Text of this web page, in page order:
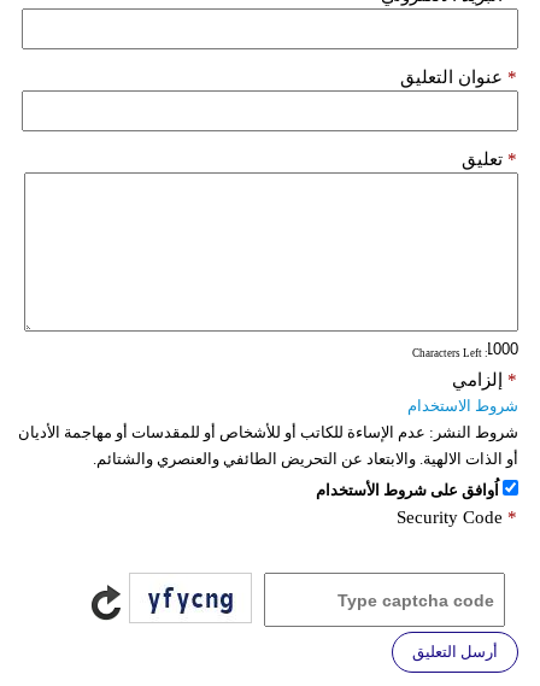
عنوان التعليق *
تعليق *
: Characters Left
إلزامي *
شروط الاستخدام
شروط النشر: عدم الإساءة للكاتب أو للأشخاص أو للمقدسات أو مهاجمة الأديان
أو الذات الالهية. والابتعاد عن التحريض الطائفي والعنصري والشتائم.
اُوافق على شروط الأستخدام
Security Code *
أرسل التعليق